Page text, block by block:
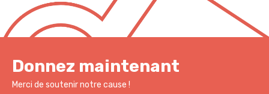
Donnez maintenant
Merci de soutenir notre cause !